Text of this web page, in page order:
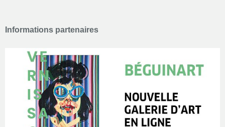
Informations partenaires